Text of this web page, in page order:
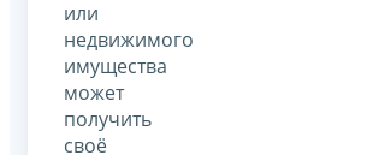
или
недвижимого
имущества
может
получить
своё